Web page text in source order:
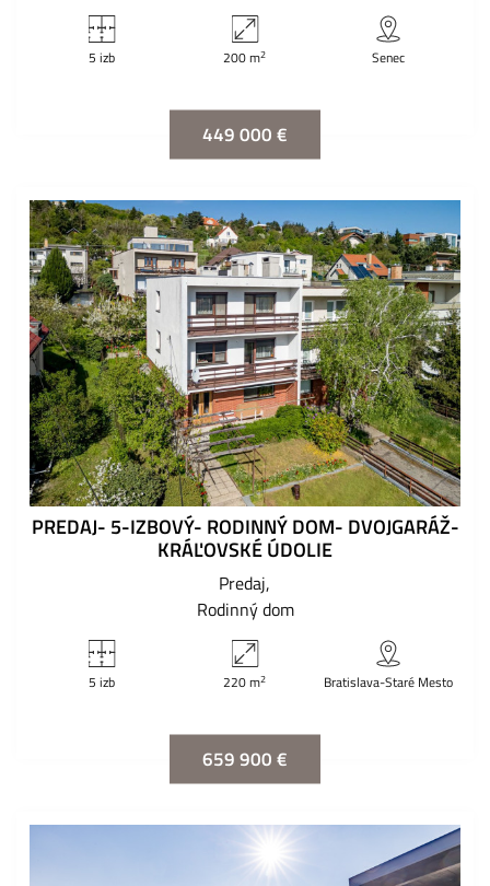
5 izb 200 m2 Senec
449 000 €
PREDAJ- 5-IZBOVÝ- RODINNÝ DOM- DVOJGARÁŽ-
KRÁĽOVSKÉ ÚDOLIE
Predaj
Rodinný dom
5 izb 220 m2 Bratislava-Staré Mesto
659 900 €